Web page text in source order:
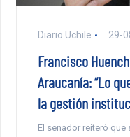
Diario Uchile 29-
Francisco
Araucanía: “Lo
la gestión
El senador reiteró que